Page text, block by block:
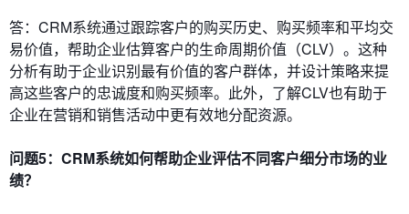
答：CRM系统通过跟踪客户的购买历史、购买频率和平均交
易价值，帮助企业估算客户的生命周期价值（CLV）。这种
分析有助于企业识别最有价值的客户群体，并设计策略来提
高这些客户的忠诚度和购买频率。此外，了解CLV也有助于
企业在营销和销售活动中更有效地分配资源。
问题5：CRM系统如何帮助企业评估不同客户细分市场的业
绩？